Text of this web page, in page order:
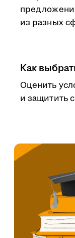
из разных
Как
Оценить
и защитить